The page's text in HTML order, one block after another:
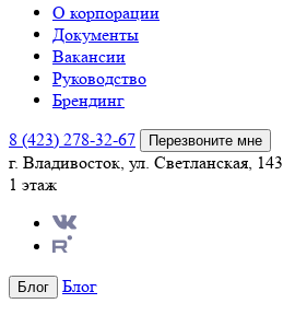
О корпорации
Документы
Вакансии
Руководство
Брендинг
8 (423) 278-32-67
Перезвоните мне
г. Владивосток, ул. Светланская, 143
1 этаж
Блог
Блог